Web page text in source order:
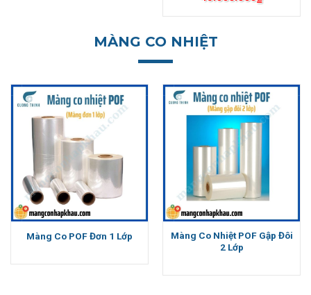
là:
hiện
tại
MÀNG CO NHIỆT
Màng Co POF Đơn 1 Lớp
Màng Co Nhiệt POF Gập Đôi
2 Lớp